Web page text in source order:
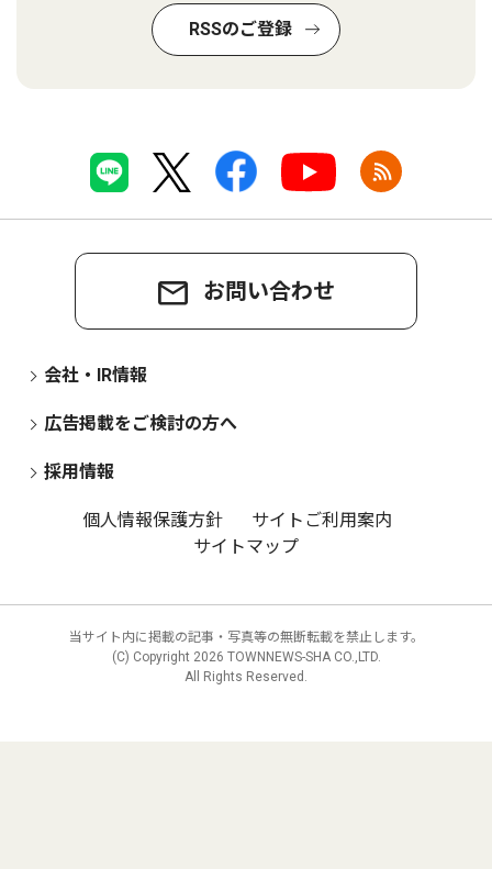
RSSのご登録
お問い合わせ
会社・IR情報
広告掲載をご検討の方へ
採用情報
個人情報保護方針
サイトご利用案内
サイトマップ
当サイト内に掲載の記事・写真等の無断転載を禁止します。
(C) Copyright 2026 TOWNNEWS-SHA CO.,LTD.
All Rights Reserved.